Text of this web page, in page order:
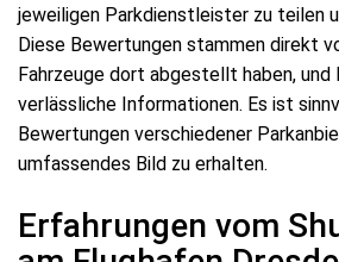
jeweiligen Parkdienstleister zu teilen
Diese Bewertungen stammen direkt
Fahrzeuge dort abgestellt haben, und
verlässliche Informationen. Es ist
Bewertungen verschiedener
umfassendes Bild zu erhalten.
Erfahrungen vom